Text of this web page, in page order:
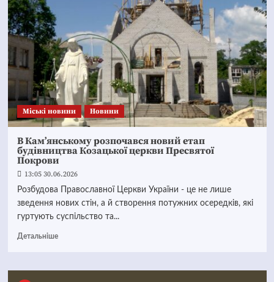
Mіські новини Новини
В Кам’янському розпочався новий етап
будівництва Козацької церкви Пресвятої
Покрови
13:05 30.06.2026
Розбудова Православної Церкви України - це не лише
зведення нових стін, а й створення потужних осередків, які
гуртують суспільство та...
Детальніше